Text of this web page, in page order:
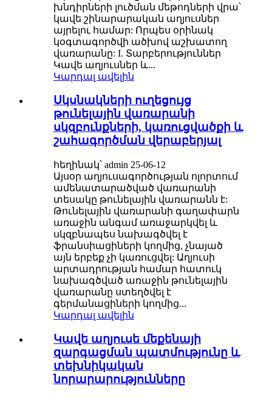
խնդիրների լուծման մեթոդների վրա՝
կավե շինարարական աղյուսներ
այրելու համար: Որպես օրինակ
կօգտագործվի ածխով աշխատող
վառարանը: I. Տարբերություններ
Կավե աղյուսներ և...
Կարդալ ավելին
Սկսնակների ուղեցույց
թունելային վառարանի
սկզբունքների, կառուցվածքի և
շահագործման վերաբերյալ
հեղինակ՝ admin 25-06-12
Այսօր աղյուսագործության ոլորտում
ամենատարածված վառարանի
տեսակը թունելային վառարանն է:
Թունելային վառարանի գաղափարն
առաջին անգամ առաջարկվել և
սկզբնապես նախագծվել է
ֆրանսիացիների կողմից, չնայած
այն երբեք չի կառուցվել: Աղյուսի
արտադրության համար հատուկ
նախագծված առաջին թունելային
վառարանը ստեղծվել է
գերմանացիների կողմից...
Կարդալ ավելին
Կավե աղյուսե մեքենայի
զարգացման պատմությունը և
տեխնիկական
նորարարությունները